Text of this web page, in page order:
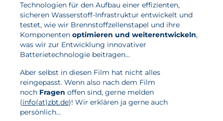
Aktuelles
Neuigkeiten
Projekte
Veranstaltungen
Publikationen
Awards und Auszeichnungen
Technologien für den Aufbau einer effizienten,
sicheren Wasserstoff-Infrastruktur entwickelt und
testet, wie wir Brennstoffzellenstapel und ihre
Komponenten optimieren und weiterentwickeln,
was wir zur Entwicklung innovativer
Batterietechnologie beitragen…
Aber selbst in diesen Film hat nicht alles
reingepasst. Wenn also nach dem Film
noch Fragen offen sind, gerne melden
(info(at)zbt.de)! Wir erklären ja gerne auch
persönlich…